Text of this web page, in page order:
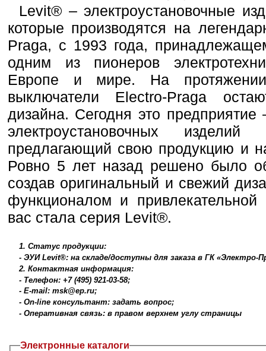
Levit® – электроустановочные
которые производятся на
Praga, с 1993 года,
одним из пионеров
Европе и мире. На
выключатели Electro-Praga
дизайна. Сегодня это
электроустановочных
предлагающий свою продукцию и
Ровно 5 лет назад решено было
создав оригинальный и свежий
функционалом и
вас стала серия Levit®.
1. Статус продукции:
- ЭУИ Levit®: на складе/доступны для заказа в ГК «Электро-
2. Контактная информация:
- Телефон: +7 (495) 921-03-58;
- E-mail: msk@ep.ru;
- On-line консультант: задать вопрос;
- Оперативная связь: в правом верхнем углу страницы
Электронные каталоги